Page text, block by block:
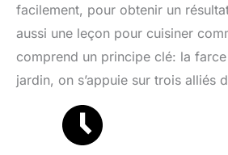
facilement, pour obtenir un
aussi une leçon pour cuisiner
comprend un principe clé: la
jardin, on s’appuie sur trois alliés